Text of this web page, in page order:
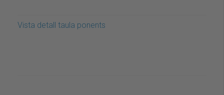
Vista detall taula ponents